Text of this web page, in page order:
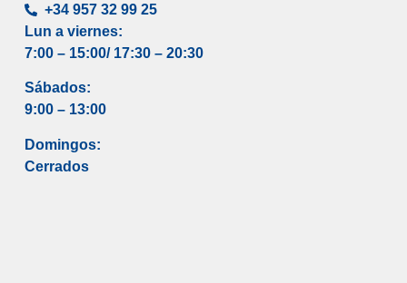
+34 957 32 99 25
Lun a viernes:
7:00 – 15:00/ 17:30 – 20:30
Sábados:
9:00 – 13:00
Domingos:
Cerrados